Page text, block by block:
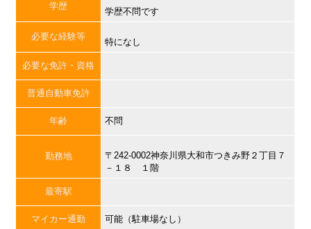
学歴
学歴不問です
必要な経験等
特になし
必要な免許・資格
普通自動車免許
年齢 不問
勤務地
〒242-0002神奈川県大和市つきみ野２丁目７
－１８ １階
最寄駅
マイカー通勤 可能（駐車場なし）